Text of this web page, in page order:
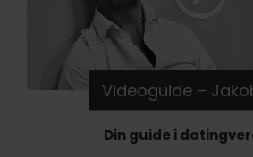
Videoguide –
Din guide i